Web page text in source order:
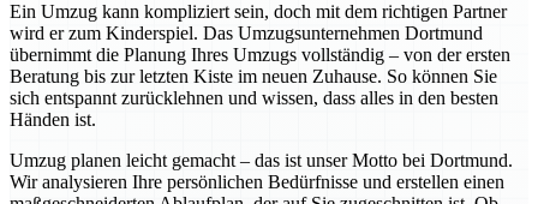
Ein Umzug kann kompliziert sein, doch mit dem richtigen Partner
wird er zum Kinderspiel. Das Umzugsunternehmen Dortmund
übernimmt die Planung Ihres Umzugs vollständig – von der ersten
Beratung bis zur letzten Kiste im neuen Zuhause. So können Sie
sich entspannt zurücklehnen und wissen, dass alles in den besten
Händen ist.
Umzug planen leicht gemacht – das ist unser Motto bei Dortmund.
Wir analysieren Ihre persönlichen Bedürfnisse und erstellen einen